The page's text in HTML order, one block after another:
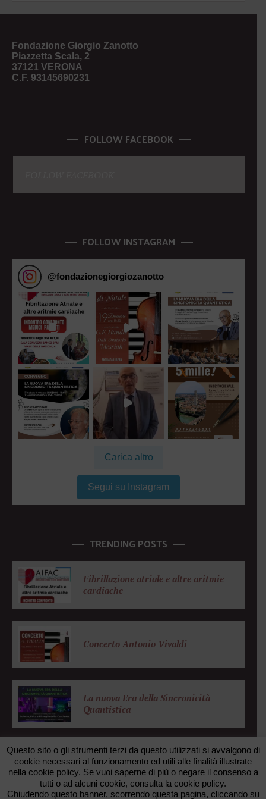
Fondazione Giorgio Zanotto
Piazzetta Scala, 2
37121 VERONA
C.F. 93145690231
FOLLOW FACEBOOK
FOLLOW INSTAGRAM
@fondazionegiorgiozanotto
Carica altro
Segui su Instagram
TRENDING POSTS
Fibrillazione atriale e altre aritmie
cardiache
Concerto Antonio Vivaldi
La nuova Era della Sincronicità
Quantistica
© 2026 FONDAZIONE ZANOTTO. All rights reserved. •
FAXUNO WEB AGENCY
Questo sito o gli strumenti terzi da questo utilizzati si avvalgono di
cookie necessari al funzionamento ed utili alle finalità illustrate
nella cookie policy. Se vuoi saperne di più o negare il consenso a
tutti o ad alcuni cookie, consulta la cookie policy.
Chiudendo questo banner, scorrendo questa pagina, cliccando su